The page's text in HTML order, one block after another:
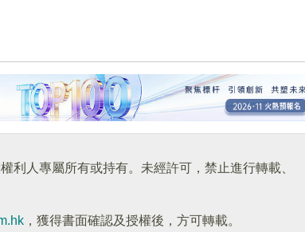
利人專屬所有或持有。未經許可，禁止進行轉載、
，獲得書面確認及授權後，方可轉載。